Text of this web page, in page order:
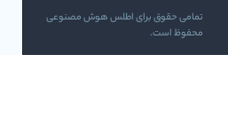
تمامی حقوق برای اطلس هوش مصنوعی
محفوظ است.